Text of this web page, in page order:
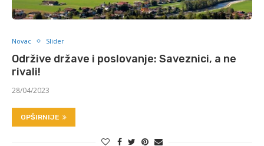
Novac Slider
Održive države i poslovanje: Saveznici, a ne
rivali!
28/04/2023
OPŠIRNIJE